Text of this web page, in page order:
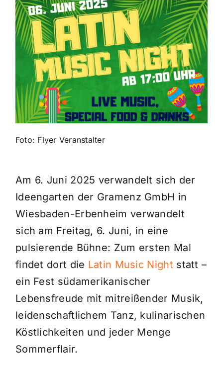
Themen und Termine
Gewinnspiele
Foto: Flyer Veranstalter
Am 6. Juni 2025 verwandelt sich der
Ideengarten der Gramenz GmbH in
Wiesbaden-Erbenheim verwandelt
sich am Freitag, 6. Juni, in eine
pulsierende Bühne: Zum ersten Mal
findet dort die Latin Music Night statt –
ein Fest südamerikanischer
Lebensfreude mit mitreißender Musik,
leidenschaftlichem Tanz, kulinarischen
Köstlichkeiten und jeder Menge
Sommerflair.